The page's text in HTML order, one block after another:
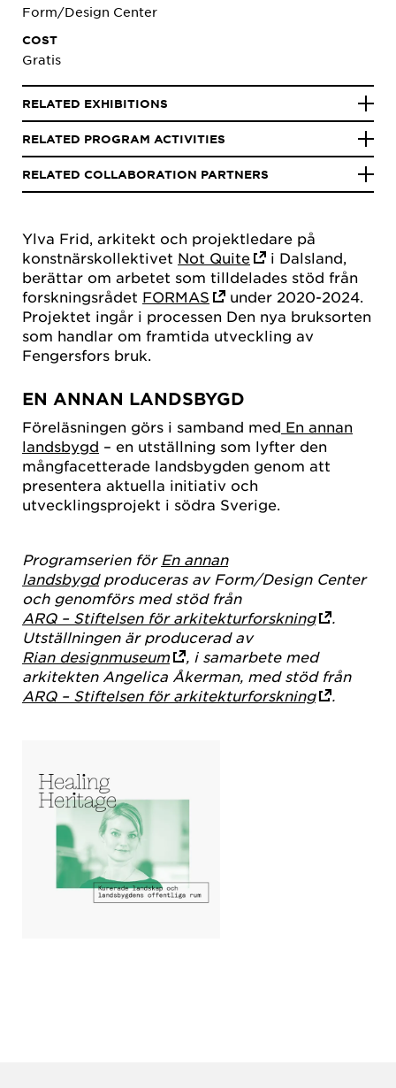
Ylva Frid, arkitekt och projektledare på
konstnärskollektivet Not Quite
i Dalsland,
berättar om arbetet som tilldelades stöd från
forskningsrådet FORMAS
under 2020-2024.
Projektet ingår i processen Den nya bruksorten
som handlar om framtida utveckling av
Fengersfors bruk.
EN ANNAN LANDSBYGD
Föreläsningen görs i samband med En annan
landsbygd – en utställning som lyfter den
mångfacetterade landsbygden genom att
presentera aktuella initiativ och
utvecklingsprojekt i södra Sverige.
Programserien för En annan
landsbygdproduceras av Form/Design Center
och genomförs med stöd från
ARQ – Stiftelsen för arkitekturforskning
.
Utställningen är producerad av
Rian designmuseum
, i samarbete med
arkitekten Angelica Åkerman, med stöd från
ARQ – Stiftelsen för arkitekturforskning
.
Form/Design Center
COST
Gratis
RELATED EXHIBITIONS
RELATED PROGRAM ACTIVITIES
RELATED COLLABORATION PARTNERS